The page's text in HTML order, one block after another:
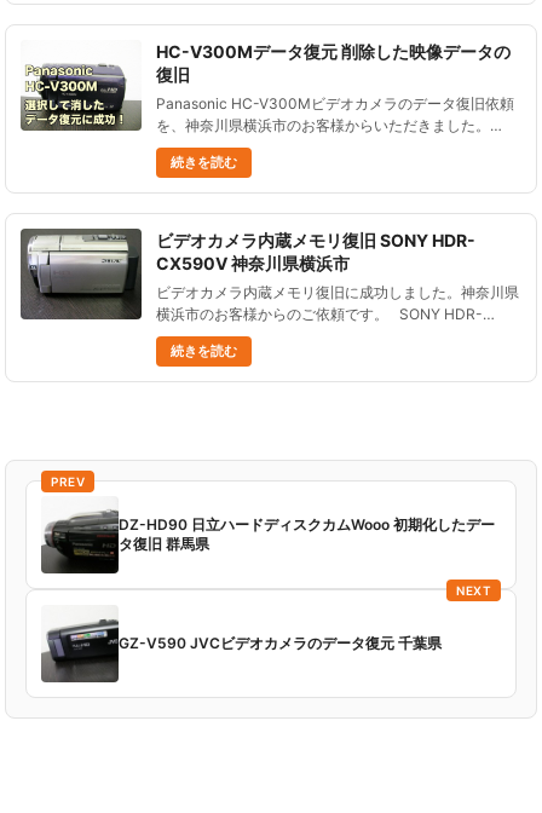
HC-V300Mデータ復元 削除した映像データの
復旧
Panasonic HC-V300Mビデオカメラのデータ復旧依頼
を、神奈川県横浜市のお客様からいただきました。
2012年発売の、内蔵メモリ（32GB）を搭載したビデオ
カメラです。 内蔵メモリなので、内蔵HDDよりも壊
れ......
続きを読む
ビデオカメラ内蔵メモリ復旧 SONY HDR-
CX590V 神奈川県横浜市
ビデオカメラ内蔵メモリ復旧に成功しました。神奈川県
横浜市のお客様からのご依頼です。 SONY HDR-
CX590V ビデオカメラを誤ってフォーマットし、データ
が失われてしまった。 フォーマットした後は撮影せ......
続きを読む
PREV
DZ-HD90 日立ハードディスクカムWooo 初期化したデー
タ復旧 群馬県
NEXT
GZ-V590 JVCビデオカメラのデータ復元 千葉県